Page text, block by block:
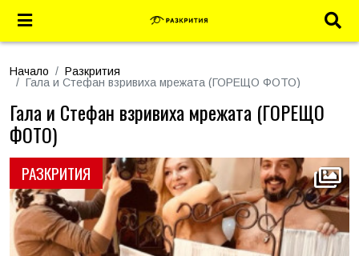
Начало
Разкрития
Гала и Стефан взривиха мрежата (ГОРЕЩО ФОТО)
РАЗКРИТИЯ
Гала и Стефан взривиха мрежата (ГОРЕЩО
ФОТО)